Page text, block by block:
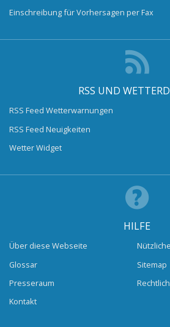
Einschreibung für Vorhersagen per Fax
RSS UND
RSS Feed Wetterwarnungen
RSS Feed Neuigkeiten
Wetter Widget
HILFE
Über diese Webseite
Glossar
Presseraum
Kontakt
Sitemap